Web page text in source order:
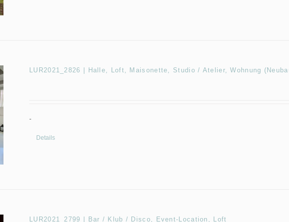
LUR2021_2826 | Halle, Loft, Maisonette, Studio / Atelier, Wohnung
-
Details
LUR2021_2799 | Bar / Klub / Disco, Event-Location, Loft